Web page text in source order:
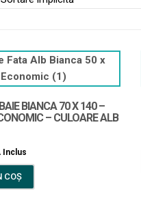
BIANCA 70 X 140 –
– CULOARE ALB
Inclus
COȘ